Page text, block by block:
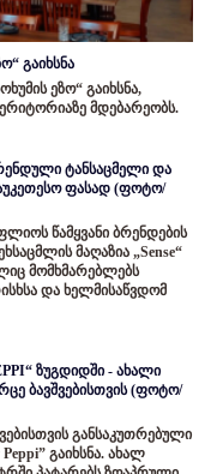
გაიხსნა
ეზო“ გაიხსნა,
მდებარეობს.
ტანსაცმელი და
ფასად (ფოტო/
წამყვანი ბრენდების
მაღაზია „Sense“
მომხმარებლებს
და ხელმისაწვდომ
ზუგდიდში - ახალი
ბავშვებისთვის (ფოტო/
განსაკუთრებული
გაიხსნა. ახალ